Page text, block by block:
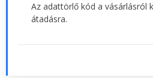
Az adattörlő kód a vásárlásról
átadásra.